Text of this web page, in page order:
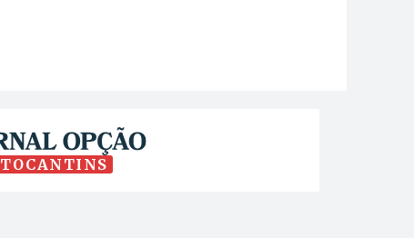
TOCANTINS